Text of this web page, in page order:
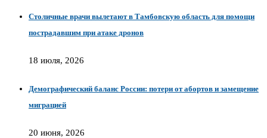
Столичные врачи вылетают в Тамбовскую область для помощи
пострадавшим при атаке дронов
18 июля, 2026
Демографический баланс России: потери от абортов и замещение
миграцией
20 июня, 2026